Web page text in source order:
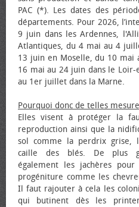
PAC (*). Les dates des
départements. Pour 2026,
9 juin dans les Ardennes,
Atlantiques, du 4 mai au 4
13 juin en Moselle, du 10 mai
16 mai au 24 juin dans le
au 1er juillet dans la Marne.
Pourquoi donc de telles
Elles visent à protéger la
reproduction ainsi que la
sol comme la perdrix grise,
caille des blés. De plus
également les jachères
progéniture comme les
Il faut rajouter à cela les
qui butinent dès les